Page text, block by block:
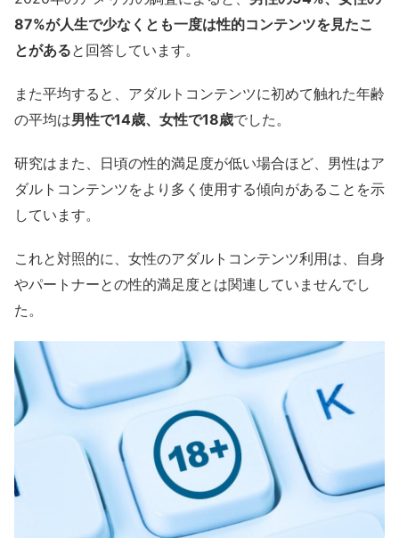
87%が人生で少なくとも一度は性的コンテンツを見たこ
とがあると回答しています。
また平均すると、アダルトコンテンツに初めて触れた年齢
の平均は男性で14歳、女性で18歳でした。
研究はまた、日頃の性的満足度が低い場合ほど、男性はア
ダルトコンテンツをより多く使用する傾向があることを示
しています。
これと対照的に、女性のアダルトコンテンツ利用は、自身
やパートナーとの性的満足度とは関連していませんでし
た。